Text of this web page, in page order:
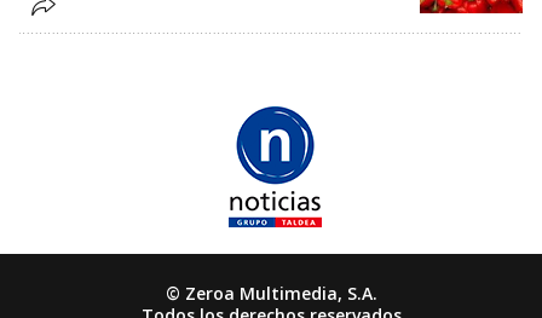
© Zeroa Multimedia, S.A.